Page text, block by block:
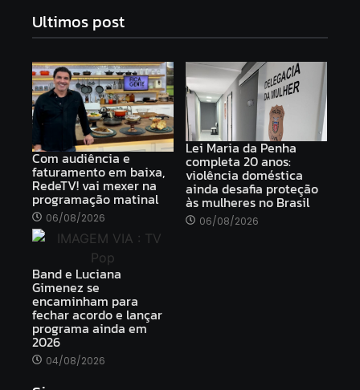
Ultimos post
Com audiência e
faturamento em baixa,
RedeTV! vai mexer na
programação matinal
06/08/2026
Lei Maria da Penha
completa 20 anos:
violência doméstica
ainda desafia proteção
às mulheres no Brasil
06/08/2026
Band e Luciana
Gimenez se
encaminham para
fechar acordo e lançar
programa ainda em
2026
04/08/2026